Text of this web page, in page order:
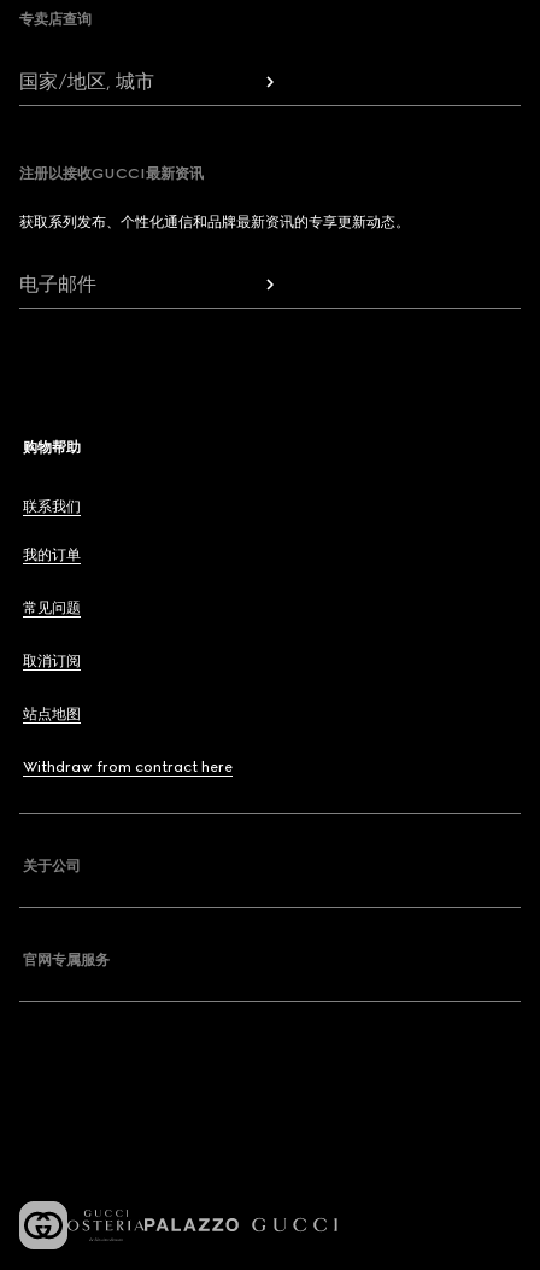
专卖店查询
国家/地区, 城市
注册以接收GUCCI最新资讯
获取系列发布、个性化通信和品牌最新资讯的专享更新动态。
电子邮件
购物帮助
联系我们
我的订单
常见问题
取消订阅
站点地图
Withdraw from contract here
关于公司
官网专属服务